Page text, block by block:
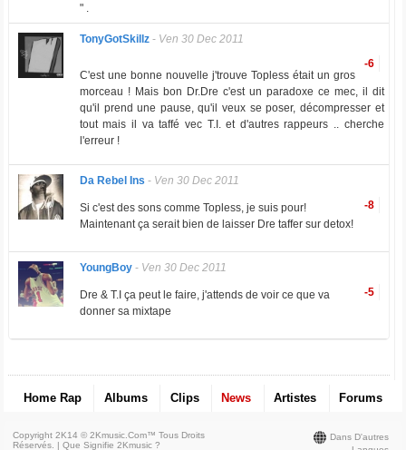
" .
TonyGotSkillz- Ven 30 Dec 2011
-6
C'est une bonne nouvelle j'trouve Topless était un gros
morceau ! Mais bon Dr.Dre c'est un paradoxe ce mec, il dit
qu'il prend une pause, qu'il veux se poser, décompresser et
tout mais il va taffé vec T.I. et d'autres rappeurs .. cherche
l'erreur !
Da Rebel Ins - Ven 30 Dec 2011
-8
Si c'est des sons comme Topless, je suis pour!
Maintenant ça serait bien de laisser Dre taffer sur detox!
YoungBoy- Ven 30 Dec 2011
-5
Dre & T.I ça peut le faire, j'attends de voir ce que va
donner sa mixtape
Home Rap Albums Clips News Artistes Forums
Dans D'autres
Copyright 2K14 © 2Kmusic.com™Tous Droits
Réservés . |Que Signifie 2Kmusic ?